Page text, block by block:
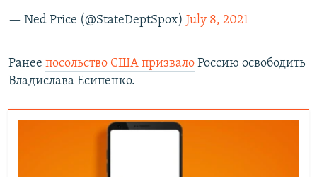
— Ned Price (@StateDeptSpox) July 8, 2021
Ранее посольство США призвало Россию освободить
Владислава Есипенко.